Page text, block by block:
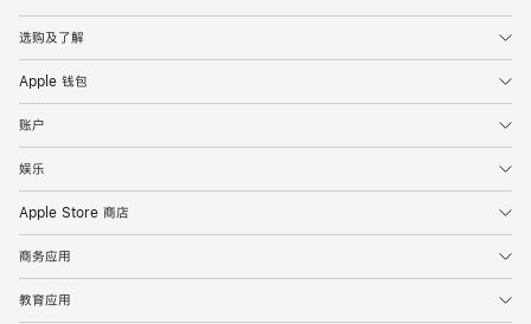
选购及了解
Apple 钱包
账户
娱乐
Apple Store 商店
商务应用
教育应用